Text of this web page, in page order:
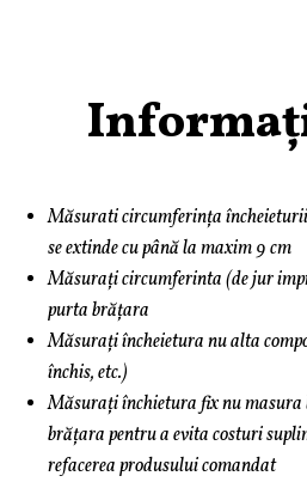
Măsurati circumferința
se extinde cu până la maxim 9 cm
Măsurați circumferinta (de jur
purta brățara
Măsurați încheietura nu alta
închis, etc.)
Măsurați închietura fix nu
brățara pentru a evita costuri
refacerea produsului comandat